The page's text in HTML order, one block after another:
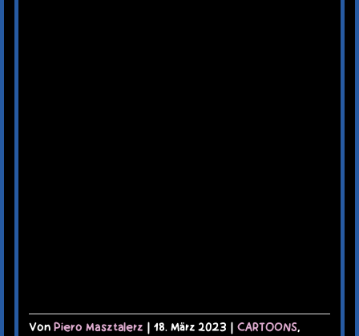
Von Piero Masztalerz | 18. März 2023 | CARTOONS,